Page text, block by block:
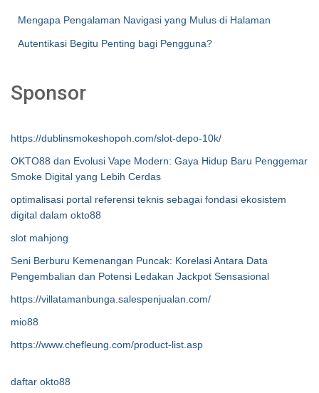
Mengapa Pengalaman Navigasi yang Mulus di Halaman
Autentikasi Begitu Penting bagi Pengguna?
Sponsor
https://dublinsmokeshopoh.com/slot-depo-10k/
OKTO88 dan Evolusi Vape Modern: Gaya Hidup Baru Penggemar
Smoke Digital yang Lebih Cerdas
optimalisasi portal referensi teknis sebagai fondasi ekosistem
digital dalam okto88
slot mahjong
Seni Berburu Kemenangan Puncak: Korelasi Antara Data
Pengembalian dan Potensi Ledakan Jackpot Sensasional
https://villatamanbunga.salespenjualan.com/
mio88
https://www.chefleung.com/product-list.asp
daftar okto88